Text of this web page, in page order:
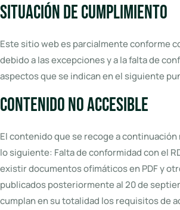
Situación de cumplimiento
Este sitio web es parcialmente conforme
debido a las excepciones y a la falta de
aspectos que se indican en el siguiente
Contenido no accesible
El contenido que se recoge a
lo siguiente: Falta de conformidad con el
existir documentos ofimáticos en PDF y
publicados posteriormente al 20 de
cumplan en su totalidad los requisitos de